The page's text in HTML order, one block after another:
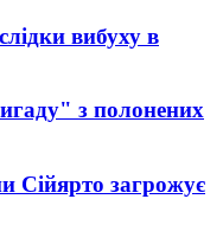
вибуху в
з полонених
Сійярто загрожує